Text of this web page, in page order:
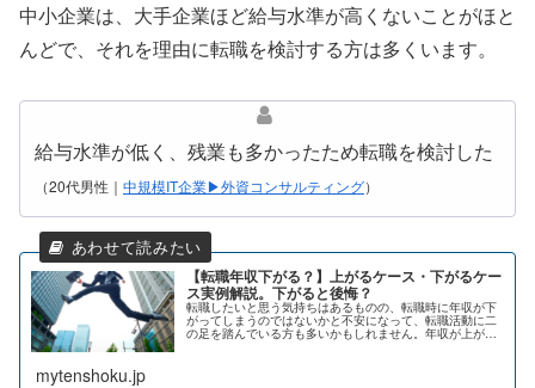
中小企業は、大手企業ほど給与水準が高くないことがほと
んどで、それを理由に転職を検討する方は多くいます。
給与水準が低く、残業も多かったため転職を検討した
（20代男性｜ 中規模IT企業▶外資コンサルティング）
【転職年収下がる？】上がるケース・下がるケー
ス実例解説。下がると後悔？
転職したいと思う気持ちはあるものの、転職時に年収が下
がってしまうのではないかと不安になって、転職活動に二
の足を踏んでいる方も多いかもしれません。年収が上がる
mytenshoku.jp